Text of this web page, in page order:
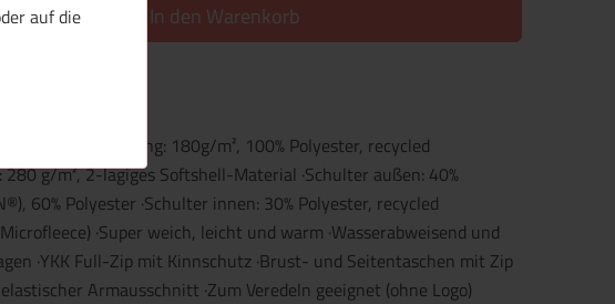
auf die
In den Warenkorb
Polyester ·Füllung: 180g/m², 100% Polyester, recycled
280 g/m², 2-lagiges Softshell-Material ·Schulter außen: 40%
60% Polyester ·Schulter innen: 30% Polyester, recycled
·Super weich, leicht und warm ·Wasserabweisend und
·YKK Full-Zip mit Kinnschutz ·Brust- und Seitentaschen mit Zip
Armausschnitt ·Zum Veredeln geeignet (ohne Logo)